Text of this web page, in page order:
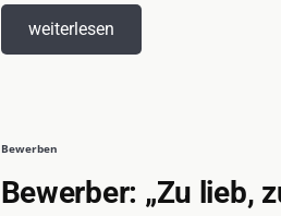
weiterlesen
Bewerben
Bewerber: „Zu lieb,